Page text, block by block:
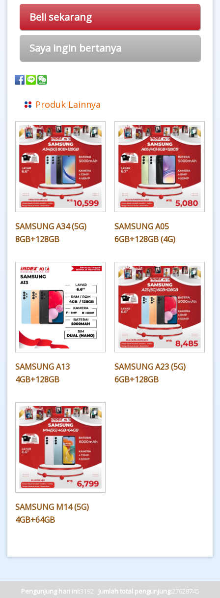
Beli sekarang
Saya ingin bertanya
Produk Lainnya
SAMSUNG A34 (5G)
8GB+128GB
SAMSUNG A05
6GB+128GB (4G)
SAMSUNG A13
4GB+128GB
SAMSUNG A23 (5G)
6GB+128GB
SAMSUNG M14 (5G)
4GB+64GB
Pengunjung hari ini:3192 Jumlah total pengunjung:27628745